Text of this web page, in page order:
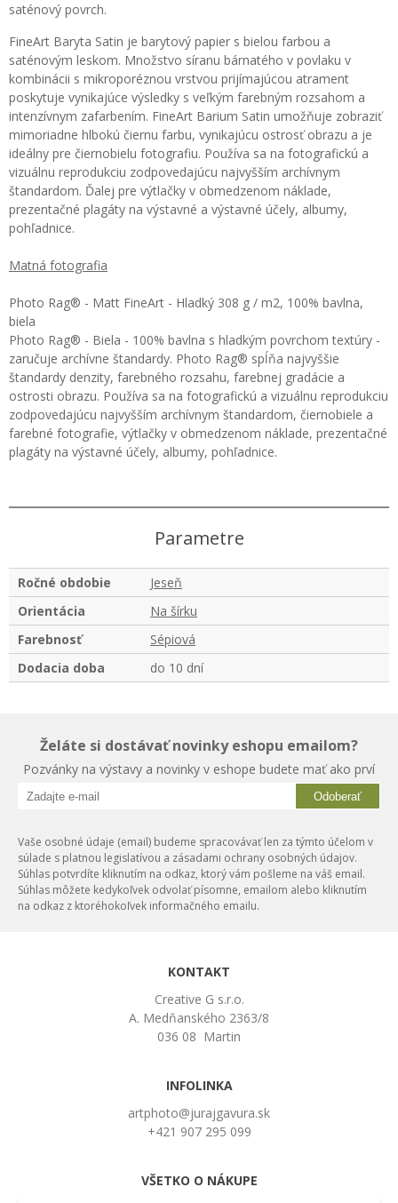
saténový povrch.
FineArt Baryta Satin je barytový papier s bielou farbou a
saténovým leskom. Množstvo síranu bárnatého v povlaku v
kombinácii s mikroporéznou vrstvou prijímajúcou atrament
poskytuje vynikajúce výsledky s veľkým farebným rozsahom a
intenzívnym zafarbením. FineArt Barium Satin umožňuje zobraziť
mimoriadne hlbokú čiernu farbu, vynikajúcu ostrosť obrazu a je
ideálny pre čiernobielu fotografiu. Používa sa na fotografickú a
vizuálnu reprodukciu zodpovedajúcu najvyšším archívnym
štandardom. Ďalej pre výtlačky v obmedzenom náklade,
prezentačné plagáty na výstavné a výstavné účely, albumy,
pohľadnice.
Matná fotografia
Photo Rag® - Matt FineArt - Hladký 308 g / m2, 100% bavlna,
biela
Photo Rag® - Biela - 100% bavlna s hladkým povrchom textúry -
zaručuje archívne štandardy. Photo Rag® spĺňa najvyššie
štandardy denzity, farebného rozsahu, farebnej gradácie a
ostrosti obrazu. Používa sa na fotografickú a vizuálnu reprodukciu
zodpovedajúcu najvyšším archívnym štandardom, čiernobiele a
farebné fotografie, výtlačky v obmedzenom náklade, prezentačné
plagáty na výstavné účely, albumy, pohľadnice.
Parametre
Ročné obdobie
Jeseň
Orientácia
Na šírku
Farebnosť
Sépiová
Dodacia doba
do 10 dní
Želáte si dostávať novinky eshopu emailom?
Pozvánky na výstavy a novinky v eshope budete mať ako prví
Odoberať
Vaše osobné údaje (email) budeme spracovávať len za týmto účelom v
súlade s platnou legislatívou a zásadami ochrany osobných údajov.
Súhlas potvrdíte kliknutím na odkaz, ktorý vám pošleme na váš email.
Súhlas môžete kedykoľvek odvolať písomne, emailom alebo kliknutím
na odkaz z ktoréhokoľvek informačného emailu.
KONTAKT
Creative G s.r.o.
A. Medňanského 2363/8
036 08 Martin
INFOLINKA
artphoto@jurajgavura.sk
+421 907 295 099
VŠETKO O NÁKUPE